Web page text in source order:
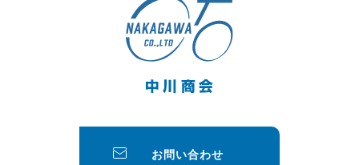
お問い合わせ